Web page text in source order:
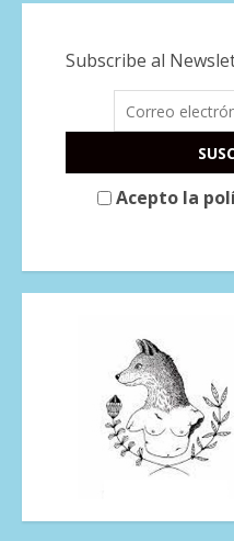
Subscribe al
Acepto la